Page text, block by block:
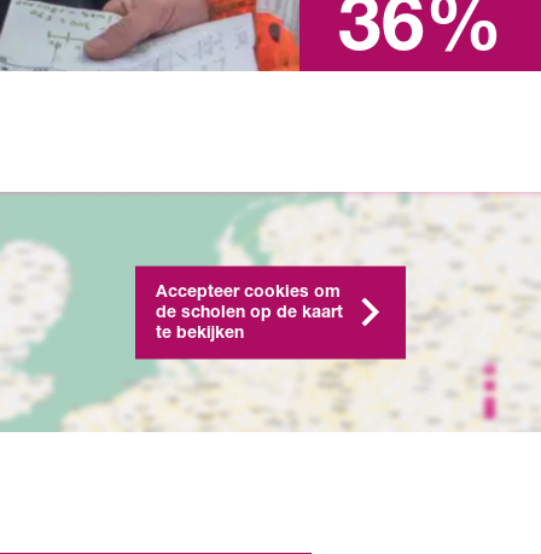
36%
Accepteer cookies om
de scholen op de kaart
te bekijken